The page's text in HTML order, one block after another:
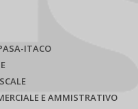
ITACO
E AMMISTRATIVO